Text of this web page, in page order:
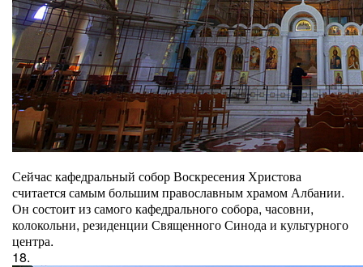
Сейчас кафедральный собор Воскресения Христова
считается самым большим православным храмом Албании.
Он состоит из самого кафедрального собора, часовни,
колокольни, резиденции Священного Синода и культурного
центра.
18.